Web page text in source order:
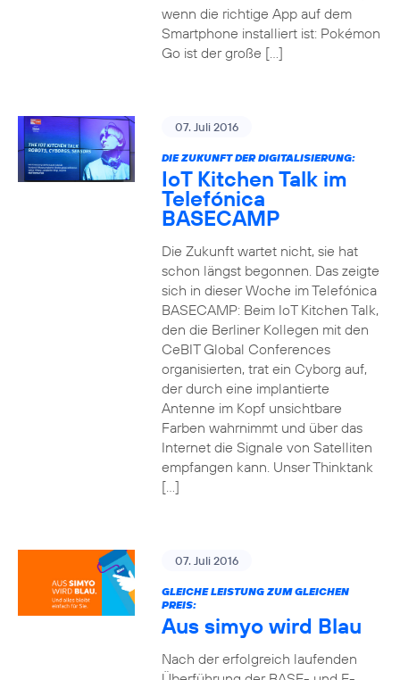
wenn die richtige App auf dem
Smartphone installiert ist: Pokémon
Go ist der große […]
07. Juli 2016
DIE ZUKUNFT DER DIGITALISIERUNG:
IoT Kitchen Talk im
Telefónica
BASECAMP
Die Zukunft wartet nicht, sie hat
schon längst begonnen. Das zeigte
sich in dieser Woche im Telefónica
BASECAMP: Beim IoT Kitchen Talk,
den die Berliner Kollegen mit den
CeBIT Global Conferences
organisierten, trat ein Cyborg auf,
der durch eine implantierte
Antenne im Kopf unsichtbare
Farben wahrnimmt und über das
Internet die Signale von Satelliten
empfangen kann. Unser Thinktank
[…]
07. Juli 2016
GLEICHE LEISTUNG ZUM GLEICHEN
PREIS:
Aus simyo wird Blau
Nach der erfolgreich laufenden